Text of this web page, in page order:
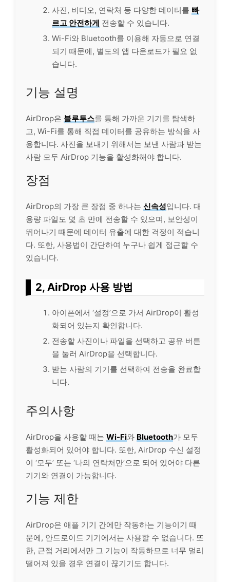
사진, 비디오, 연락처 등 다양한 데이터를 빠
르고 안전하게 전송할 수 있습니다.
Wi-Fi와 Bluetooth를 이용해 자동으로 연결
되기 때문에, 별도의 앱 다운로드가 필요 없
습니다.
기능 설명
AirDrop은 블루투스를 통해 가까운 기기를 탐색하
고, Wi-Fi를 통해 직접 데이터를 공유하는 방식을 사
용합니다. 사진을 보내기 위해서는 보낸 사람과 받는
사람 모두 AirDrop 기능을 활성화해야 합니다.
장점
AirDrop의 가장 큰 장점 중 하나는 신속성입니다. 대
용량 파일도 몇 초 만에 전송할 수 있으며, 보안성이
뛰어나기 때문에 데이터 유출에 대한 걱정이 적습니
다. 또한, 사용법이 간단하여 누구나 쉽게 접근할 수
있습니다.
2, AirDrop 사용 방법
아이폰에서 ‘설정’으로 가서 AirDrop이 활성
화되어 있는지 확인합니다.
전송할 사진이나 파일을 선택하고 공유 버튼
을 눌러 AirDrop을 선택합니다.
받는 사람의 기기를 선택하여 전송을 완료합
니다.
주의사항
AirDrop을 사용할 때는 Wi-Fi와 Bluetooth가 모두
활성화되어 있어야 합니다. 또한, AirDrop 수신 설정
이 ‘모두’ 또는 ‘나의 연락처만’으로 되어 있어야 다른
기기와 연결이 가능합니다.
기능 제한
AirDrop은 애플 기기 간에만 작동하는 기능이기 때
문에, 안드로이드 기기에서는 사용할 수 없습니다. 또
한, 근접 거리에서만 그 기능이 작동하므로 너무 멀리
떨어져 있을 경우 연결이 끊기기도 합니다.